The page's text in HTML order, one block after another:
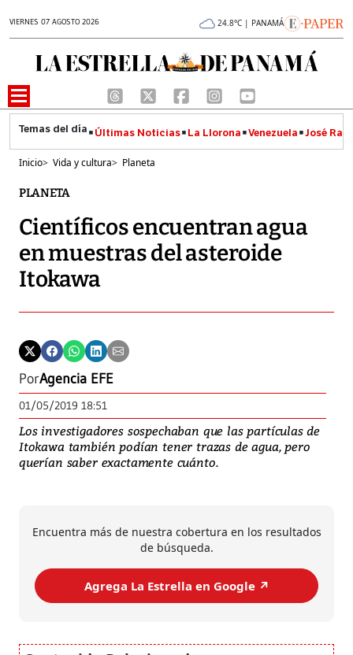
VIERNES 07 AGOSTO 2026 24.8°C | PANAMÁ
Últimas Noticias La Llorona Venezuela José
Inicio> Vida y cultura> Planeta
PLANETA
Científicos encuentran agua
en muestras del asteroide
Itokawa
PorAgencia EFE
01/05/2019 18:51
Los investigadores sospechaban que las partículas de
Itokawa también podían tener trazas de agua, pero
querían saber exactamente cuánto.
Encuentra más de nuestra cobertura en los resultados
de búsqueda.
Agrega La Estrella en Google ↗️